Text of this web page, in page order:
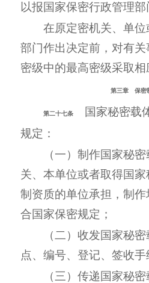
以报国家保密行政管理部
在原定密机关、单
部门作出决定前，对有
密级中的最高密级采取相
第三章 保密
第二十七条
国家秘密载
规定：
（一）制作国家秘
关、本单位或者取得国
制资质的单位承担，制
合国家保密规定；
（二）收发国家秘
点、编号、登记、签收手
（三）传递国家秘